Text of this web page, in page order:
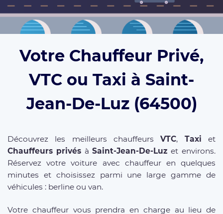
Votre Chauffeur Privé,
VTC ou Taxi à Saint-
Jean-De-Luz (64500)
Découvrez les meilleurs chauffeursVTC, Taxi et
Chauffeurs privésàSaint-Jean-De-Luz et environs.
Réservez votre voiture avec chauffeur en quelques
minutes et choisissez parmi une large gamme de
véhicules : berline ou van.
Votre chauffeur vous prendra en charge au lieu de